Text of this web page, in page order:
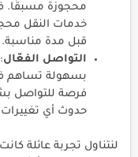
محجوزة مسبقًا.
خدمات النقل
قبل مدة مناسبة.
التواصل الفعّال
بسهولة تساهم
فرصة للتواصل
حدوث أي
لنتناول تجربة عائلة